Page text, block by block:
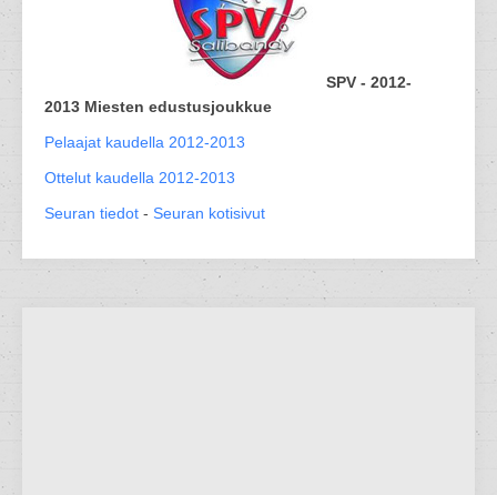
SPV - 2012-
2013 Miesten edustusjoukkue
Pelaajat kaudella 2012-2013
Ottelut kaudella 2012-2013
Seuran tiedot - Seuran kotisivut